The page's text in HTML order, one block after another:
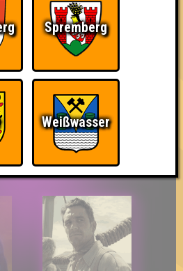
sind ERSTER?!
Spremberg
Weißwasser